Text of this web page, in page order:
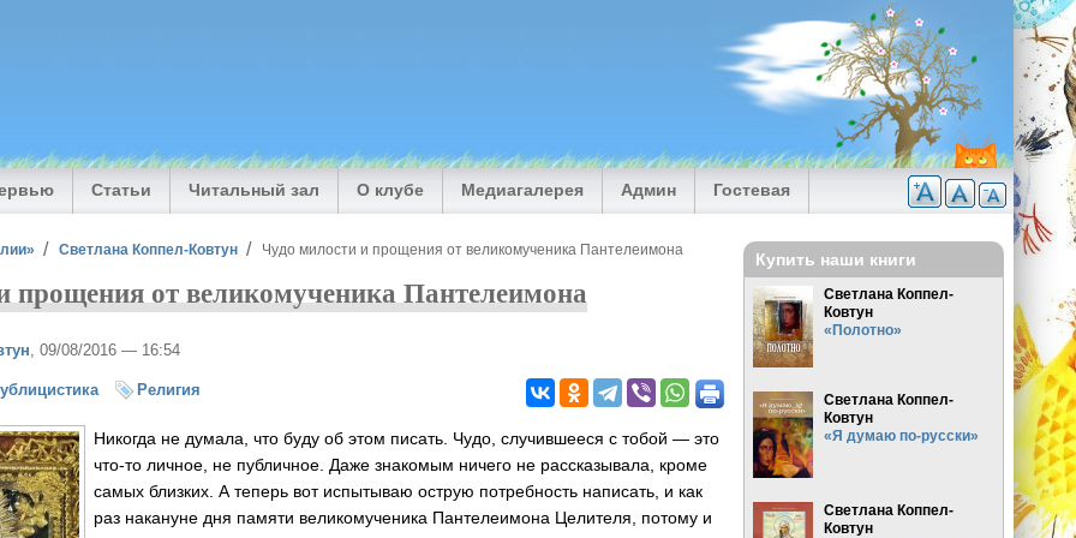
Статьи Читальный зал О клубе Медиагалерея Админ Гостевая
Светлана Коппел-Ковтун Чудо милости и прощения от великомученика Пантелеимона
прощения от великомученика Пантелеимона
, 09/08/2016 — 16:54
Религия
Никогда не думала, что буду об этом писать. Чудо, случившееся с тобой — это
что-то личное, не публичное. Даже знакомым ничего не рассказывала, кроме
самых близких. А теперь вот испытываю острую потребность написать, и как
раз накануне дня памяти великомученика Пантелеимона Целителя, потому и
Купить наши книги
Светлана Коппел-
Ковтун
«Полотно»
Светлана Коппел-
Ковтун
«Я думаю по-русски»
Светлана Коппел-
Ковтун